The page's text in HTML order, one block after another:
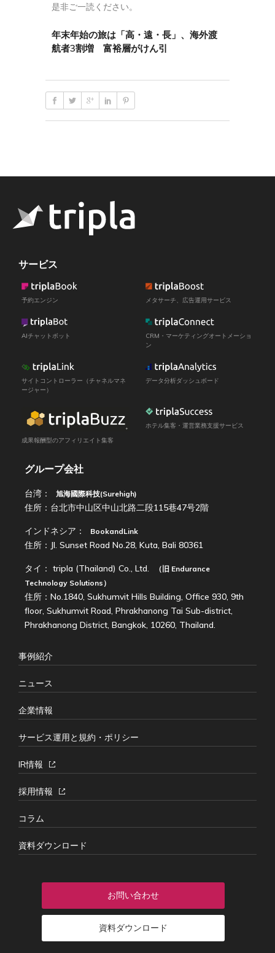
是非ご一読ください。
年末年始の旅は「高・遠・長」、海外渡
航者3割増 富裕層がけん引
サービス
予約エンジン メタサーチ、広告運用サービス
AIチャットボット
CRM・マーケティングオートメーショ
ン
サイトコントローラー（チャネルマネ
ージャー）
データ分析ダッシュボード
成果報酬型のアフィリエイト集客
ホテル集客・運営業務支援サービス
グループ会社
台湾： 旭海國際科技(Surehigh)
住所：台北市中山区中山北路二段115巷47号2階
インドネシア： BookandLink
住所：Jl. Sunset Road No.28, Kuta, Bali 80361
タイ： tripla (Thailand) Co., Ltd. （旧 Endurance
Technology Solutions ）
住所：No.1840, Sukhumvit Hills Building, Office 930, 9th
floor, Sukhumvit Road, Phrakhanong Tai Sub-district,
Phrakhanong District, Bangkok, 10260, Thailand.
事例紹介
ニュース
企業情報
サービス運用と規約・ポリシー
IR情報
採用情報
コラム
資料ダウンロード
お問い合わせ
資料ダウンロード